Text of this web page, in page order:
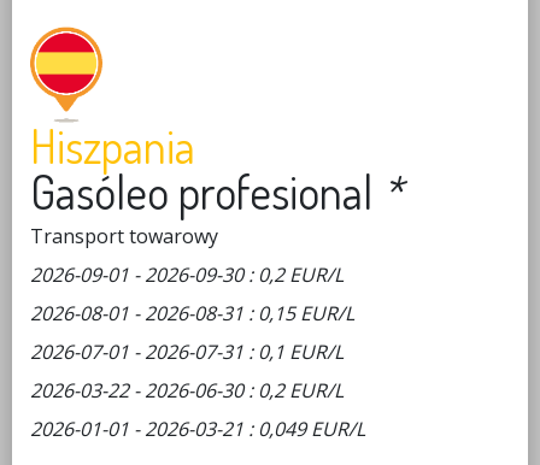
Hiszpania
Gasóleo profesional *
Transport towarowy
2026-09-01 - 2026-09-30 : 0,2 EUR/L
2026-08-01 - 2026-08-31 : 0,15 EUR/L
2026-07-01 - 2026-07-31 : 0,1 EUR/L
2026-03-22 - 2026-06-30 : 0,2 EUR/L
2026-01-01 - 2026-03-21 : 0,049 EUR/L